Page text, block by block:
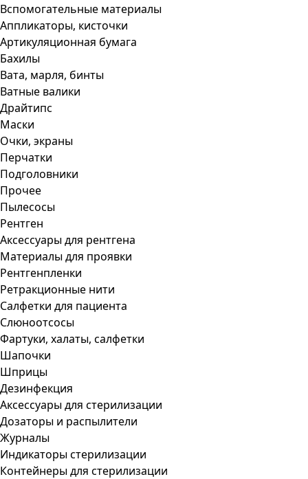
Вспомогательные материалы
Аппликаторы, кисточки
Артикуляционная бумага
Бахилы
Вата, марля, бинты
Ватные валики
Драйтипс
Маски
Очки, экраны
Перчатки
Подголовники
Прочее
Пылесосы
Рентген
Аксессуары для рентгена
Материалы для проявки
Рентгенпленки
Ретракционные нити
Салфетки для пациента
Слюноотсосы
Фартуки, халаты, салфетки
Шапочки
Шприцы
Дезинфекция
Аксессуары для стерилизации
Дозаторы и распылители
Журналы
Индикаторы стерилизации
Контейнеры для стерилизации